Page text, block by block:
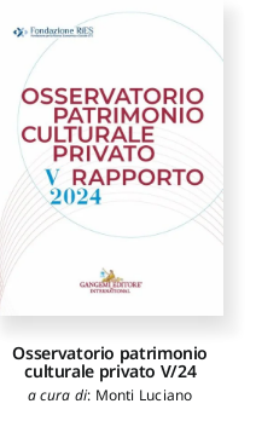
Osservatorio patrimonio
culturale privato V/24
a cura di: Monti Luciano